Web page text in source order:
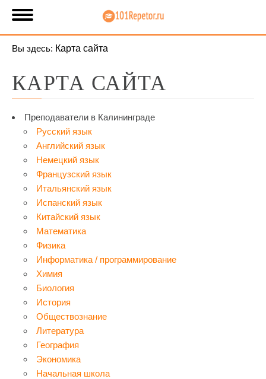
Вы здесь: Карта сайта
КАРТА САЙТА
Преподаватели в Калининграде
Русский язык
Английский язык
Немецкий язык
Французский язык
Итальянский язык
Испанский язык
Китайский язык
Математика
Физика
Информатика / программирование
Химия
Биология
История
Обществознание
Литература
География
Экономика
Начальная школа